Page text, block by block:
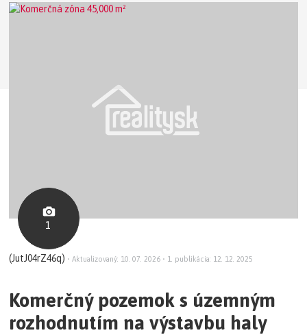
1
(JutJ04rZ46q) • Aktualizovaný: 10. 07. 2026 • 1. publikácia: 12. 12. 2025
Komerčný pozemok s územným
rozhodnutím na výstavbu haly